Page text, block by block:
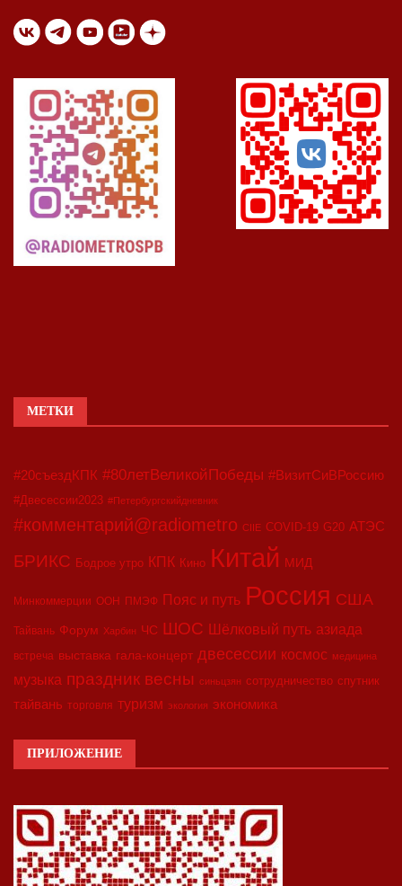
МЕТКИ
#20съездКПК #80летВеликойПобеды #ВизитСиВРоссию
#Двесессии2023 #Петербургскийдневник
#комментарий@radiometro CIIE COVID-19 G20 АТЭС
БРИКС Бодрое утро КПК Кино Китай МИД
Минкоммерции ООН ПМЭФ Пояс и путь Россия США
Тайвань Форум Харбин ЧС ШОС Шёлковый путь азиада
встреча выставка гала-концерт двесессии космос медицина
музыка праздник весны синьцзян сотрудничество спутник
тайвань торговля туризм экология экономика
ПРИЛОЖЕНИЕ